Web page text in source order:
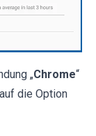
„Chrome“
die Option